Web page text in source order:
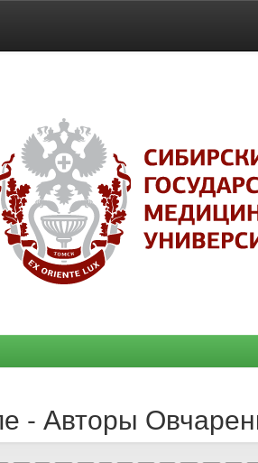
- Авторы